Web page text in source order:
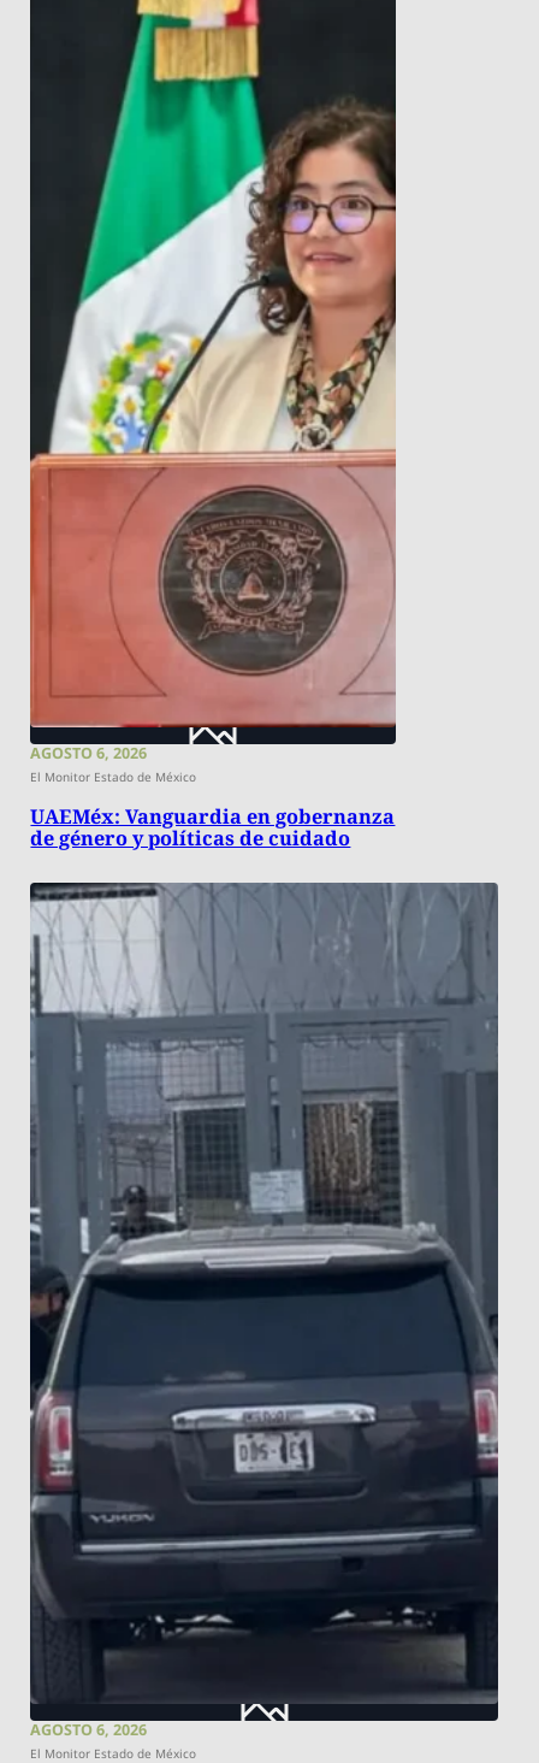
AGOSTO 6, 2026
El Monitor Estado de México
UAEMéx: Vanguardia en gobernanza
de género y políticas de cuidado
AGOSTO 6, 2026
El Monitor Estado de México